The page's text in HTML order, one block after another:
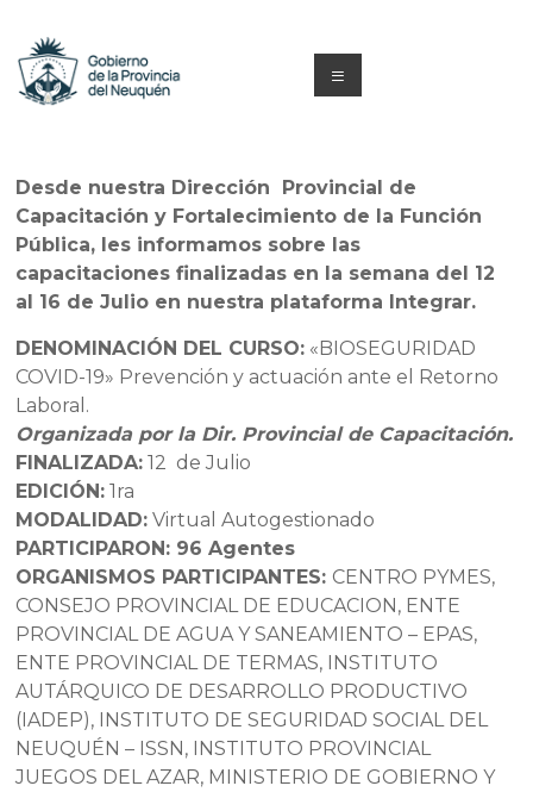
contenido
y
Formación
Neuquén
Menú
Desde nuestra Dirección Provincial de
Capacitación y Fortalecimiento de la Función
Pública, les informamos sobre las
capacitaciones finalizadas en la semana del 12
al 16 de Julio en nuestra plataforma Integrar.
DENOMINACIÓN DEL CURSO: «BIOSEGURIDAD
COVID-19» Prevención y actuación ante el Retorno
Laboral.
Organizada por la Dir. Provincial de Capacitación.
FINALIZADA: 12 de Julio
EDICIÓN: 1ra
MODALIDAD: Virtual Autogestionado
PARTICIPARON: 96 Agentes
ORGANISMOS PARTICIPANTES: CENTRO PYMES,
CONSEJO PROVINCIAL DE EDUCACION, ENTE
PROVINCIAL DE AGUA Y SANEAMIENTO – EPAS,
ENTE PROVINCIAL DE TERMAS, INSTITUTO
AUTÁRQUICO DE DESARROLLO PRODUCTIVO
(IADEP), INSTITUTO DE SEGURIDAD SOCIAL DEL
NEUQUÉN – ISSN, INSTITUTO PROVINCIAL
JUEGOS DEL AZAR, MINISTERIO DE GOBIERNO Y